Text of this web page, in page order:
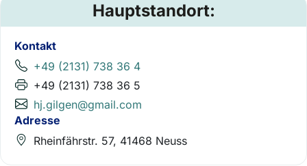
Hauptstandort:
Kontakt
+49 (2131) 738 36 4
+49 (2131) 738 36 5
hj.gilgen@gmail.com
Adresse
Rheinfährstr. 57, 41468 Neuss